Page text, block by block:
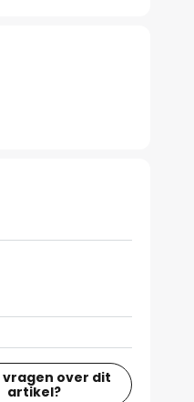
vragen over dit
artikel?